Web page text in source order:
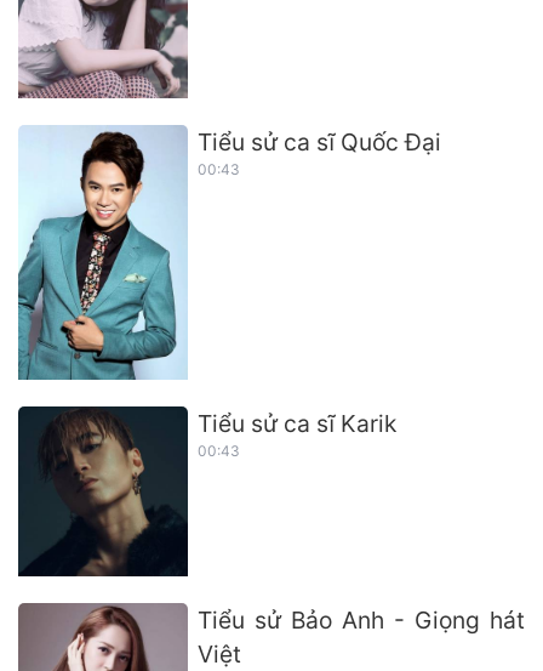
Tiểu sử ca sĩ Quốc Đại
00:43
Tiểu sử ca sĩ Karik
00:43
Tiểu sử Bảo Anh - Giọng hát
Việt